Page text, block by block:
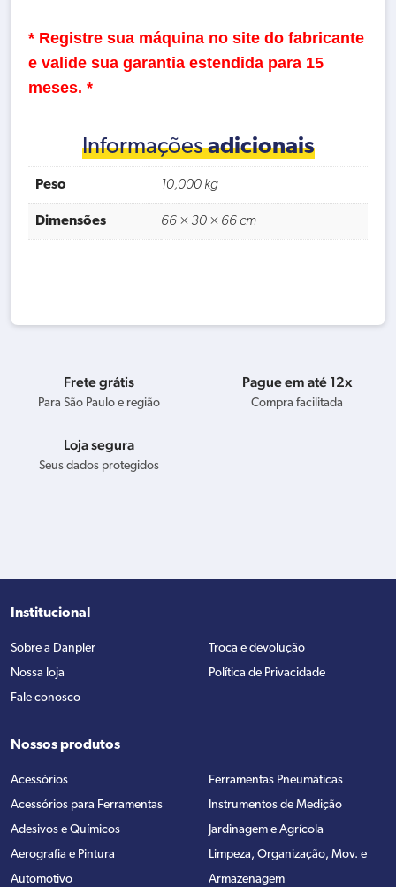
* Registre sua máquina no site do fabricante
e valide sua garantia estendida para 15
meses. *
Informaçõesadicionais
Peso 10,000 kg
Dimensões 66 × 30 × 66 cm
Frete grátis
Para São Paulo e região
Pague em até 12x
Compra facilitada
Loja segura
Seus dados protegidos
Institucional
Sobre a Danpler
Nossa loja
Fale conosco
Troca e devolução
Política de Privacidade
Nossos produtos
Acessórios
Acessórios para Ferramentas
Adesivos e Químicos
Aerografia e Pintura
Automotivo
Ferramentas Pneumáticas
Instrumentos de Medição
Jardinagem e Agrícola
Limpeza, Organização, Mov. e
Armazenagem